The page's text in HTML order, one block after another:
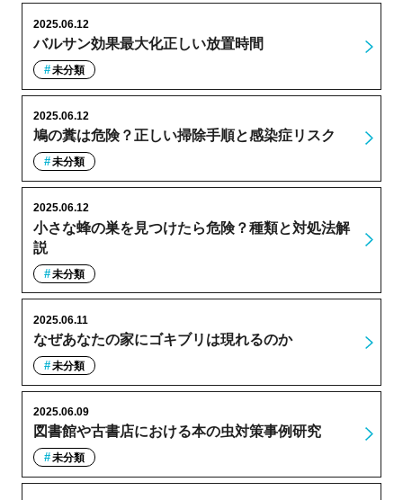
バルサン効果最大化正しい放置時間
2025.06.12
未分類
鳩の糞は危険？正しい掃除手順と感染症リスク
2025.06.12
未分類
小さな蜂の巣を見つけたら危険？種類と対処法解
説
2025.06.12
未分類
なぜあなたの家にゴキブリは現れるのか
2025.06.11
未分類
図書館や古書店における本の虫対策事例研究
2025.06.09
未分類